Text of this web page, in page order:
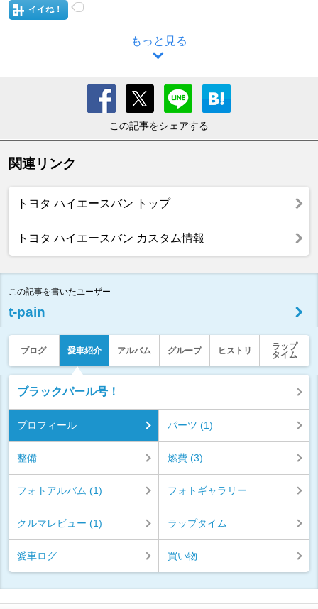
イイね！
もっと見る
この記事をシェアする
関連リンク
トヨタ ハイエースバン トップ
トヨタ ハイエースバン カスタム情報
この記事を書いたユーザー
t-pain
ブログ 愛車紹介 アルバム グループ ヒストリ
ラップ
タイム
ブラックパール号！
プロフィール パーツ (1)
整備 燃費 (3)
フォトアルバム (1) フォトギャラリー
クルマレビュー (1) ラップタイム
愛車ログ 買い物